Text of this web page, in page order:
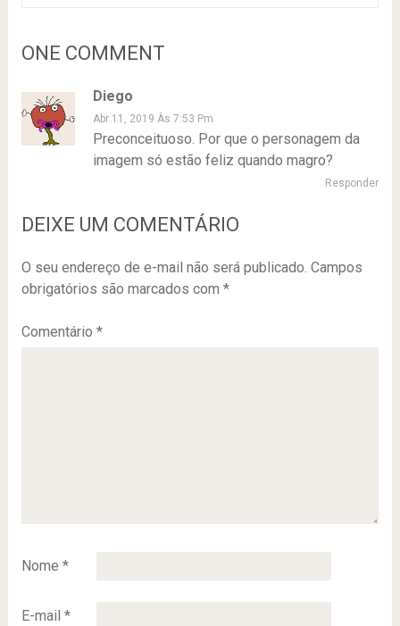
ONE COMMENT
Diego
Abr 11, 2019 Às 7:53 Pm
Preconceituoso. Por que o personagem da
imagem só estão feliz quando magro?
Responder
DEIXE UM COMENTÁRIO
O seu endereço de e-mail não será publicado. Campos
obrigatórios são marcados com *
Comentário *
Nome *
E-mail *